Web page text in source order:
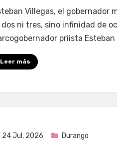
porFernando Miranda Servín
Villegas, el gobernador
dos ni tres, sino infinidad de
priista Esteban
Leer más
24 Jul, 2026 Durango